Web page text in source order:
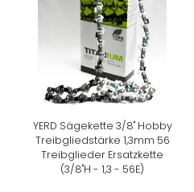
YERD Sägekette 3/8" Hobby
Treibgliedstärke 1,3mm 56
Treibglieder Ersatzkette
(3/8"H - 1,3 - 56E)